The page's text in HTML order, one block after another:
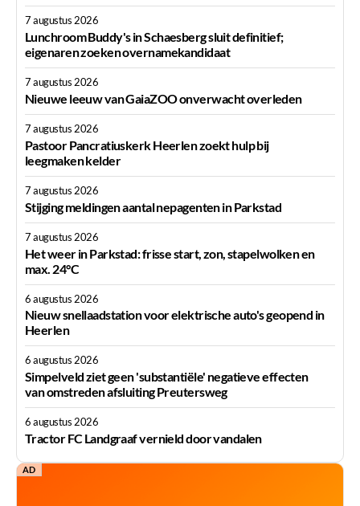
7 augustus 2026
Lunchroom Buddy's in Schaesberg sluit definitief;
eigenaren zoeken overnamekandidaat
7 augustus 2026
Nieuwe leeuw van GaiaZOO onverwacht overleden
7 augustus 2026
Pastoor Pancratiuskerk Heerlen zoekt hulp bij
leegmaken kelder
7 augustus 2026
Stijging meldingen aantal nepagenten in Parkstad
7 augustus 2026
Het weer in Parkstad: frisse start, zon, stapelwolken en
max. 24°C
6 augustus 2026
Nieuw snellaadstation voor elektrische auto's geopend in
Heerlen
6 augustus 2026
Simpelveld ziet geen 'substantiële' negatieve effecten
van omstreden afsluiting Preutersweg
6 augustus 2026
Tractor FC Landgraaf vernield door vandalen
AD